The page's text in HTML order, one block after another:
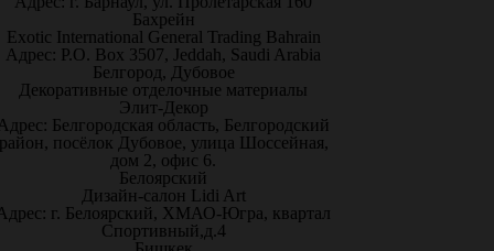
Бахрейн
Exotic International General Trading Bahrain
Адрес: P.O. Box 3507, Jeddah, Saudi Arabia
Белгород, Дубовое
Декоративные отделочные материалы
Элит-Декор
Белгородская область, Белгородский
посёлок Дубовое, улица Шоссейная,
дом 2, офис 6.
Белоярский
Дизайн-салон Lidi Art
г. Белоярский, ХМАО-Югра, квартал
Спортивный,д.4